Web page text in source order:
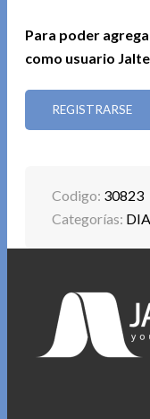
Para poder
como usuario
REGISTRARSE
Codigo: 30823
Categorías: